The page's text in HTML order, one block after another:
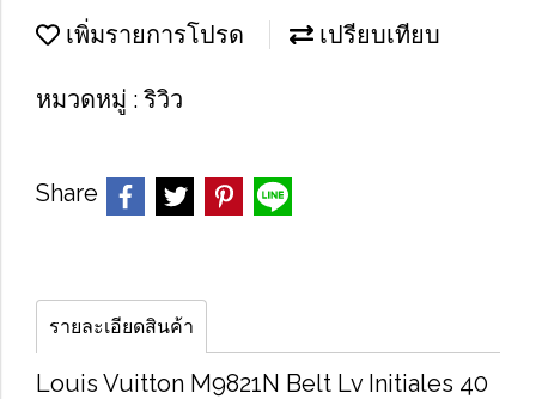
เพิ่มรายการโปรด เปรียบเทียบ
หมวดหมู่ : ริวิว
Share
รายละเอียดสินค้า
Louis Vuitton M9821N Belt Lv Initiales 40